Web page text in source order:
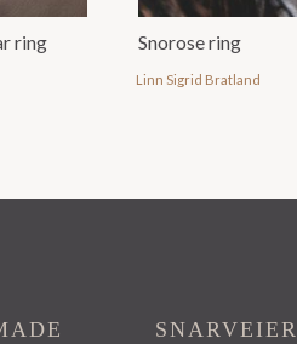
ring Snorose ring
Linn Sigrid Bratland
SNARVEIER